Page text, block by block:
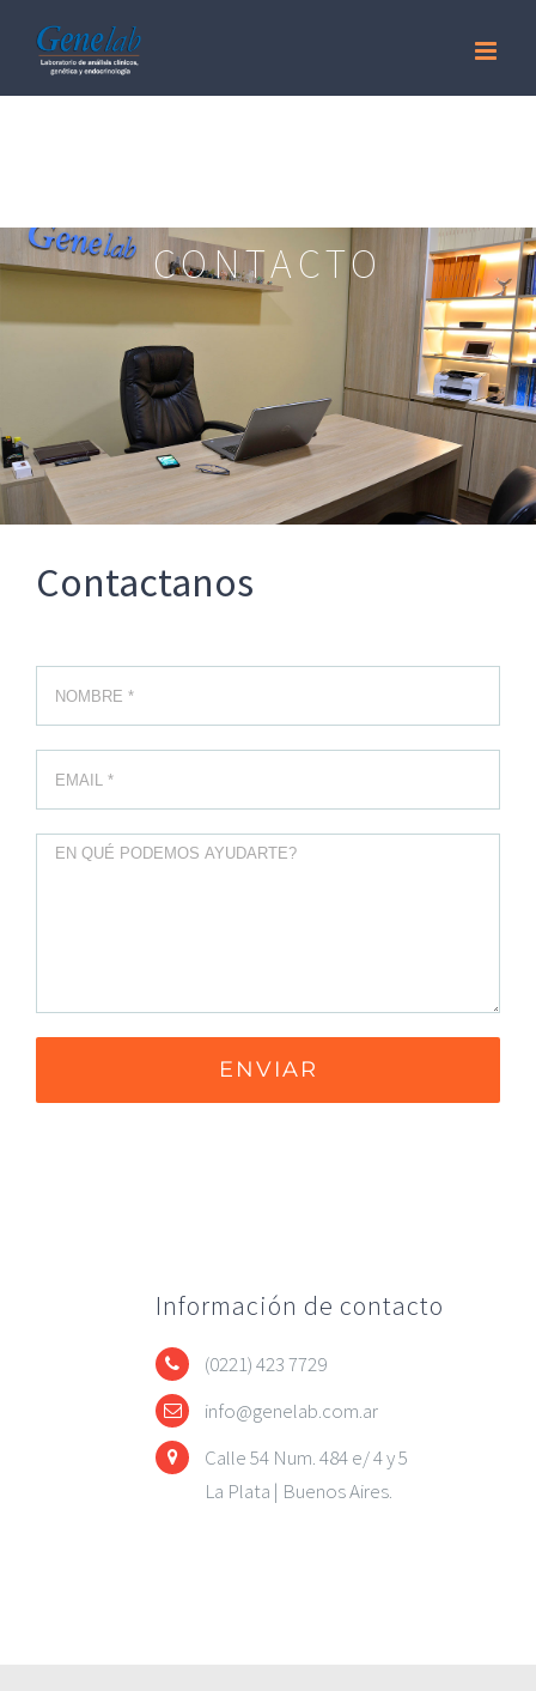
CONTACTO
Contactanos
Información de contacto
(0221) 423 7729
info@genelab.com.ar
Calle 54 Num. 484 e/ 4 y 5
La Plata | Buenos Aires.